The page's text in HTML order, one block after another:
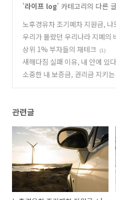
'라이프 log' 카테고리의 다른
노후경유차 조기폐차 지원금, 나
까?
(0)
우리가 몰랐던 우리나라 지폐의
상위 1% 부자들의 재테크 (1)
새해다짐 실패 이유, 내 안에 있
소중한 내 보증금, 권리금 지키는
관련글